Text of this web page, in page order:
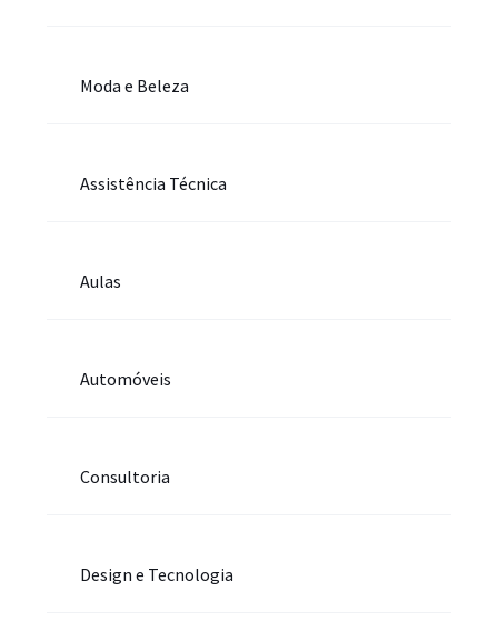
Moda e Beleza
Assistência Técnica
Aulas
Automóveis
Consultoria
Design e Tecnologia